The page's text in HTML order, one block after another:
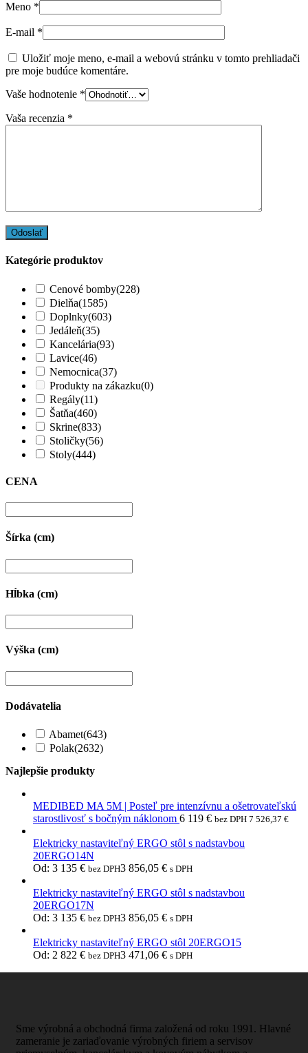
Meno *
E-mail *
Uložiť moje meno, e-mail a webovú stránku v tomto prehliadači
pre moje budúce komentáre.
Vaše hodnotenie *
Vaša recenzia *
Kategórie produktov
Cenové bomby(228)
Dielňa(1585)
Doplnky(603)
Jedáleň(35)
Kancelária(93)
Lavice(46)
Nemocnica(37)
Produkty na zákazku(0)
Regály(11)
Šatňa(460)
Skrine(833)
Stoličky(56)
Stoly(444)
CENA
Šírka (cm)
Hĺbka (cm)
Výška (cm)
Dodávatelia
Abamet(643)
Polak(2632)
Najlepšie produkty
MEDIBED MA 5M | Posteľ pre intenzívnu a ošetrovateľskú
starostlivosť s bočným náklonom 6 119 € bez DPH 7 526,37 €
Elektricky nastaviteľný ERGO stôl s nadstavbou
20ERGO14N
Od: 3 135 € bez DPH3 856,05 € s DPH
Elektricky nastaviteľný ERGO stôl s nadstavbou
20ERGO17N
Od: 3 135 € bez DPH3 856,05 € s DPH
Elektricky nastaviteľný ERGO stôl 20ERGO15
Od: 2 822 € bez DPH3 471,06 € s DPH
Sme výrobná a obchodná firma založená od roku 1991. Hlavné
zameranie je zariaďovanie výrobných firiem a servisov